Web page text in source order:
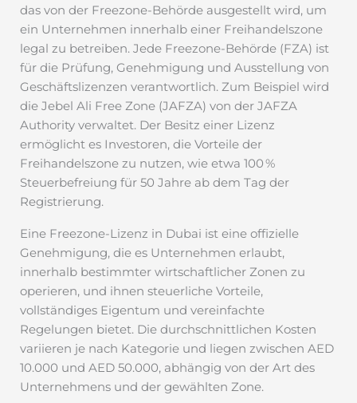
das von der Freezone-Behörde ausgestellt wird, um
ein Unternehmen innerhalb einer Freihandelszone
legal zu betreiben. Jede Freezone-Behörde (FZA) ist
für die Prüfung, Genehmigung und Ausstellung von
Geschäftslizenzen verantwortlich. Zum Beispiel wird
die Jebel Ali Free Zone (JAFZA) von der JAFZA
Authority verwaltet. Der Besitz einer Lizenz
ermöglicht es Investoren, die Vorteile der
Freihandelszone zu nutzen, wie etwa 100 %
Steuerbefreiung für 50 Jahre ab dem Tag der
Registrierung.
Eine Freezone-Lizenz in Dubai ist eine offizielle
Genehmigung, die es Unternehmen erlaubt,
innerhalb bestimmter wirtschaftlicher Zonen zu
operieren, und ihnen steuerliche Vorteile,
vollständiges Eigentum und vereinfachte
Regelungen bietet. Die durchschnittlichen Kosten
variieren je nach Kategorie und liegen zwischen AED
10.000 und AED 50.000, abhängig von der Art des
Unternehmens und der gewählten Zone.